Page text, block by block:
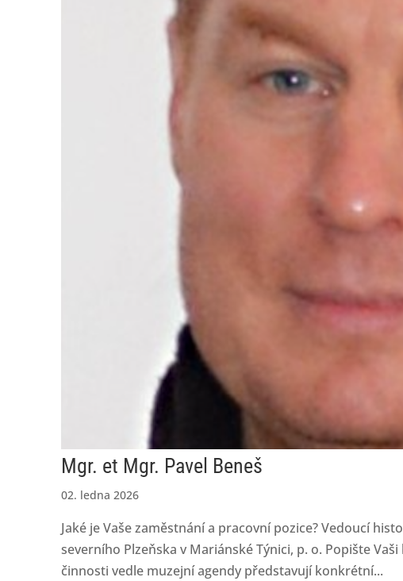
Mgr. et Mgr. Pavel Beneš
02. ledna 2026
Jaké je Vaše zaměstnání a pracovní pozice? Vedoucí
severního Plzeňska v Mariánské Týnici, p. o. Popište
činnosti vedle muzejní agendy představují konkrétní...